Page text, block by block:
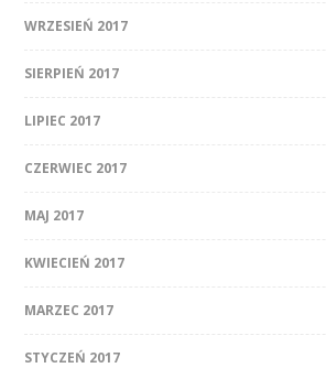
WRZESIEŃ 2017
SIERPIEŃ 2017
LIPIEC 2017
CZERWIEC 2017
MAJ 2017
KWIECIEŃ 2017
MARZEC 2017
STYCZEŃ 2017